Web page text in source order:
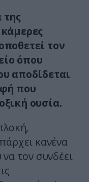
τον
όπου
αποδίδεται
που
ουσία.
κανένα
τον συνδέει